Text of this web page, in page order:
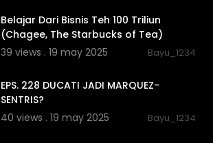
Belajar Dari Bisnis Teh 100 Triliun
(Chagee, The Starbucks of Tea)
39 views . 19 may 2025
Bayu_1234
EPS. 228 DUCATI JADI MARQUEZ-
SENTRIS?
40 views . 19 may 2025
Bayu_1234